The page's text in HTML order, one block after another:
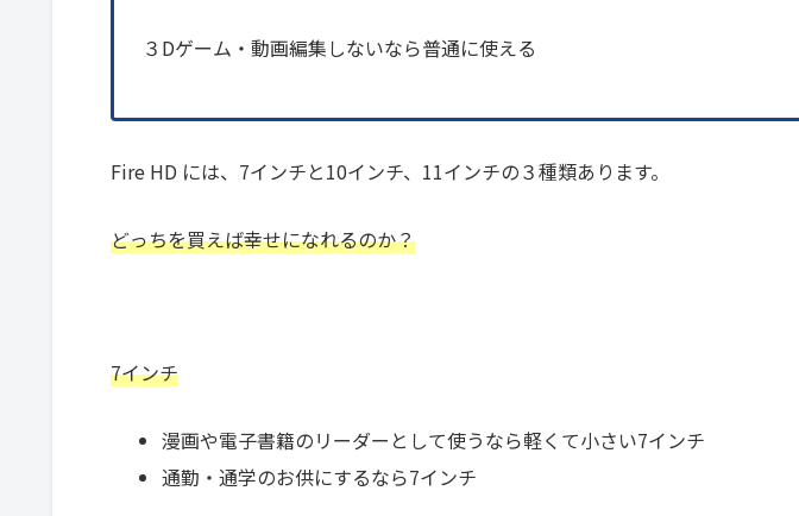
３Dゲーム・動画編集しないなら普通に使える
Fire HD には、7インチと10インチ、11インチの３種類あります。
どっちを買えば幸せになれるのか？
7インチ
漫画や電子書籍のリーダーとして使うなら軽くて小さい7インチ
通勤・通学のお供にするなら7インチ